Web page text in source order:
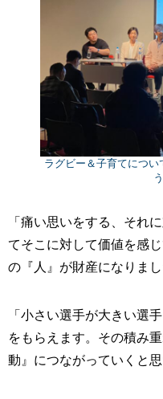
ラグビー＆子育てにつ
「痛い思いをする、それ
てそこに対して価値を感
の『人』が財産になりまし
「小さい選手が大きい選
をもらえます。その積み
動』につながっていくと